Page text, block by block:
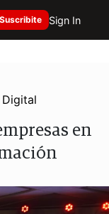
Suscribite Sign In
Digital
en